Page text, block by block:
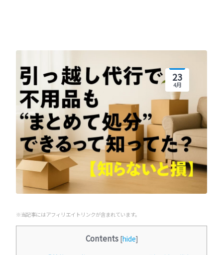
23
4月
※当記事にはアフィリエイトリンクが含まれています。
Contents [hide]